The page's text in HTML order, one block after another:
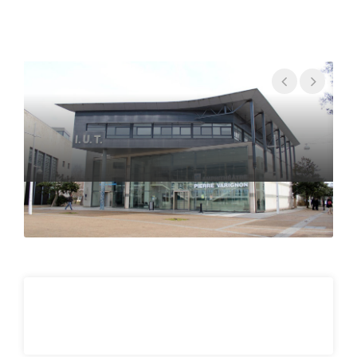
Sciences et techniques - Ingénierie
Concept de base
• Mathématiques appliquées
• Thermodynamique
• Rhéologie